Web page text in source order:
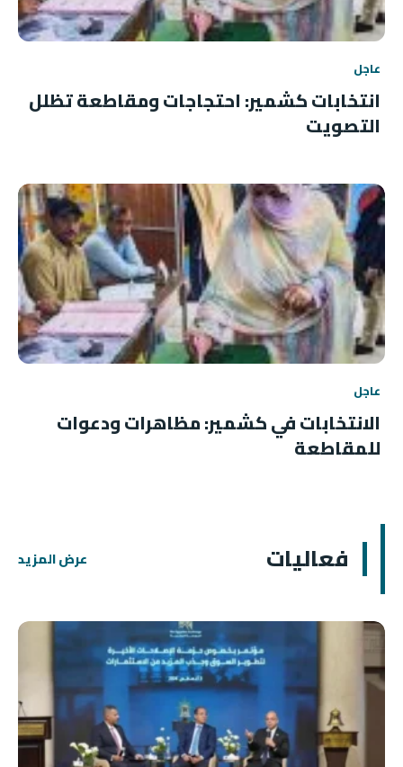
عاجل
انتخابات كشمير: احتجاجات ومقاطعة تظلل
التصويت
عاجل
الانتخابات في كشمير: مظاهرات ودعوات
للمقاطعة
فعاليات عرض المزيد